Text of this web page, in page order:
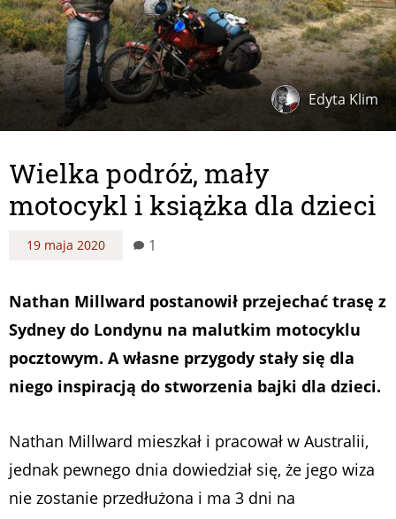
Edyta Klim
Wielka podróż, mały
motocykl i książka dla dzieci
19 maja 2020 1
Nathan Millward postanowił przejechać trasę z
Sydney do Londynu na malutkim motocyklu
pocztowym. A własne przygody stały się dla
niego inspiracją do stworzenia bajki dla dzieci.
Nathan Millward mieszkał i pracował w Australii,
jednak pewnego dnia dowiedział się, że jego wiza
nie zostanie przedłużona i ma 3 dni na